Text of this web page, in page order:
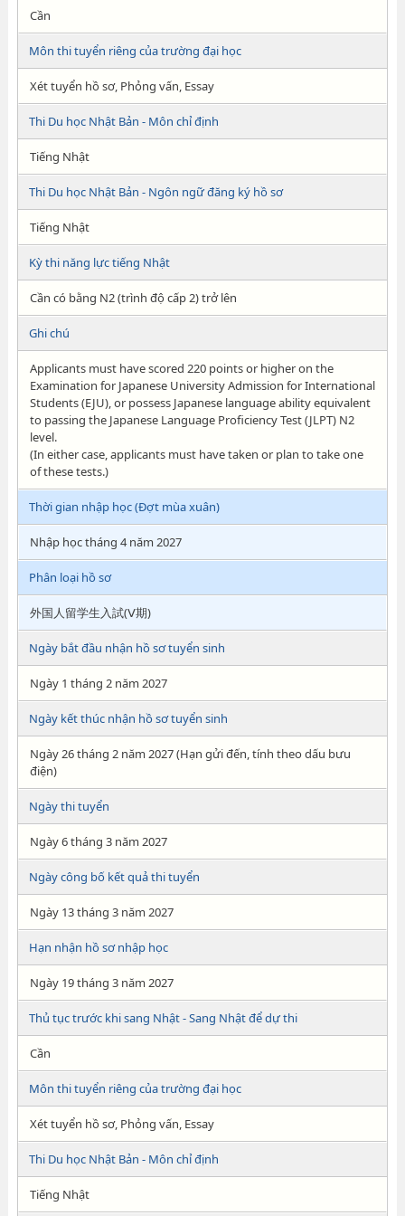
Cần
Môn thi tuyển riêng của trường đại học
Xét tuyển hồ sơ, Phỏng vấn, Essay
Thi Du học Nhật Bản - Môn chỉ định
Tiếng Nhật
Thi Du học Nhật Bản - Ngôn ngữ đăng ký hồ sơ
Tiếng Nhật
Kỳ thi năng lực tiếng Nhật
Cần có bằng N2 (trình độ cấp 2) trở lên
Ghi chú
Applicants must have scored 220 points or higher on the
Examination for Japanese University Admission for International
Students (EJU), or possess Japanese language ability equivalent
to passing the Japanese Language Proficiency Test (JLPT) N2
level.
(In either case, applicants must have taken or plan to take one
of these tests.)
Thời gian nhập học (Đợt mùa xuân)
Nhập học tháng 4 năm 2027
Phân loại hồ sơ
外国人留学生入試(Ⅴ期)
Ngày bắt đầu nhận hồ sơ tuyển sinh
Ngày 1 tháng 2 năm 2027
Ngày kết thúc nhận hồ sơ tuyển sinh
Ngày 26 tháng 2 năm 2027 (Hạn gửi đến, tính theo dấu bưu
điện)
Ngày thi tuyển
Ngày 6 tháng 3 năm 2027
Ngày công bố kết quả thi tuyển
Ngày 13 tháng 3 năm 2027
Hạn nhận hồ sơ nhập học
Ngày 19 tháng 3 năm 2027
Thủ tục trước khi sang Nhật - Sang Nhật để dự thi
Cần
Môn thi tuyển riêng của trường đại học
Xét tuyển hồ sơ, Phỏng vấn, Essay
Thi Du học Nhật Bản - Môn chỉ định
Tiếng Nhật